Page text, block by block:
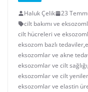
Haluk Çelik 23
cilt bakımı ve
cilt hücreleri ve
eksozom bazlı tedaviler,
eksozomlar ve akne
eksozomlar ve cilt sağlığı,
eksozomlar ve cilt
eksozomlar ve elastin